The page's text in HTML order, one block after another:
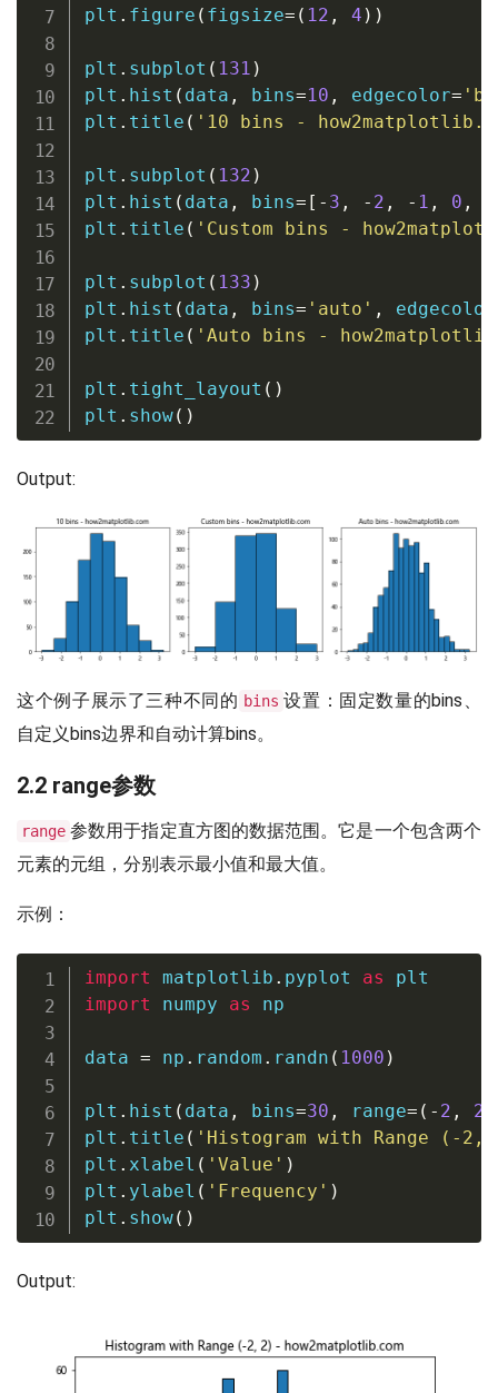
plt . figure ( figsize= ( 12 , 4 ) )
plt . subplot ( 131 )
plt . hist ( data , bins=10 , edgecolor=
plt . title ( '10 bins -
plt . subplot ( 132 )
plt . hist ( data , bins= [ - 3 , - 2 , - 1 , 0 ,
plt . title ( 'Custom bins -
plt . subplot ( 133 )
plt . hist ( data , bins= 'auto' , edgecolor
plt . title ( 'Auto bins -
plt . tight_layout ( )
plt . show( )
Output:
这个例子展示了三种不同的 bins 设置：固定数量的bins、
自定义bins边界和自动计算bins。
2.2 range参数
range 参数用于指定直方图的数据范围。它是一个包含两个
元素的元组，分别表示最小值和最大值。
示例：
import matplotlib . pyplot as
import numpy as np
data = np . random . randn ( 1000 )
plt . hist ( data , bins=30 , range= ( - 2 , 2
plt . title ( 'Histogram with Range (-
plt . xlabel ( 'Value' )
plt . ylabel ( 'Frequency' )
plt . show( )
Output: